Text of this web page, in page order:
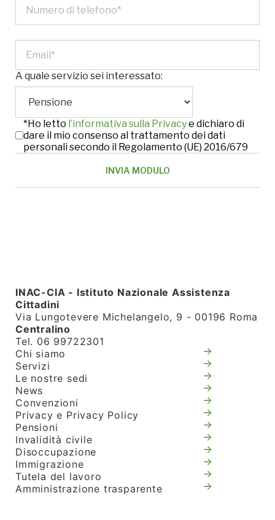
A quale servizio sei interessato:
*Ho letto l’informativa sulla Privacye dichiaro di
dare il mio consenso al trattamento dei dati
personali secondo il Regolamento (UE) 2016/679
INAC-CIA - Istituto Nazionale Assistenza
Cittadini
Via Lungotevere Michelangelo, 9 - 00196 Roma
Centralino
Tel. 06 99722301
Chi siamo
Servizi
Le nostre sedi
News
Convenzioni
Privacy e Privacy Policy
Pensioni
Invalidità civile
Disoccupazione
Immigrazione
Tutela del lavoro
Amministrazione trasparente